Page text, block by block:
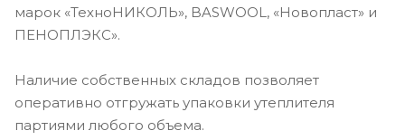
марок «ТехноНИКОЛЬ», BASWOOL, «Новопласт» и
ПЕНОПЛЭКС».
Наличие собственных складов позволяет
оперативно отгружать упаковки утеплителя
партиями любого объема.